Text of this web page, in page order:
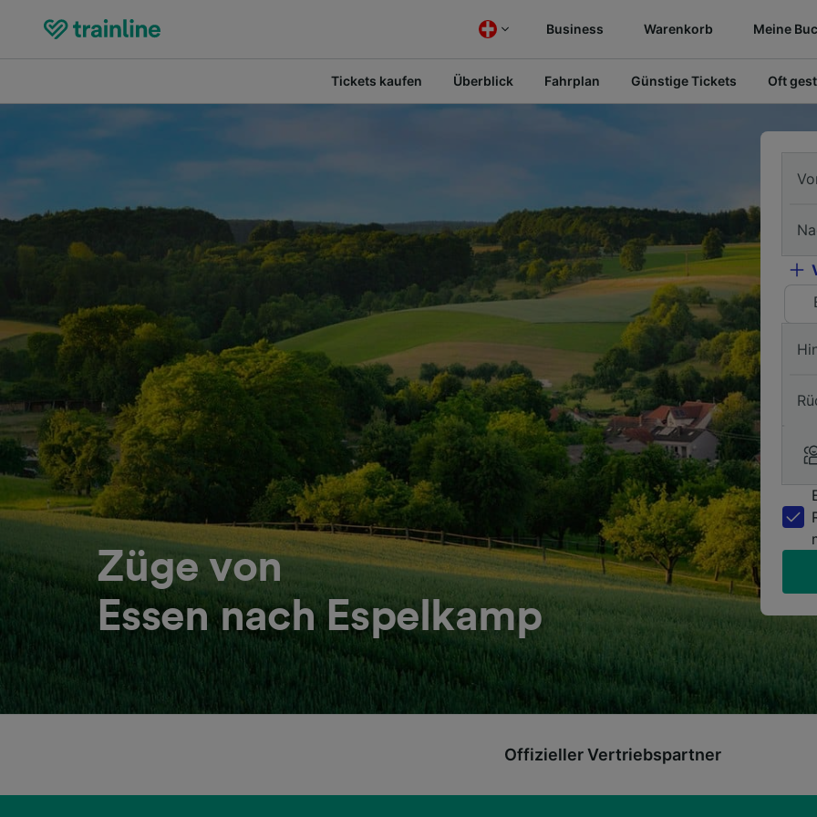
Business Warenkorb Meine
Tickets kaufen Überblick Fahrplan Günstige Tickets Oft
Züge von
Essen nach Espelkamp
Offizieller Vertriebspartner